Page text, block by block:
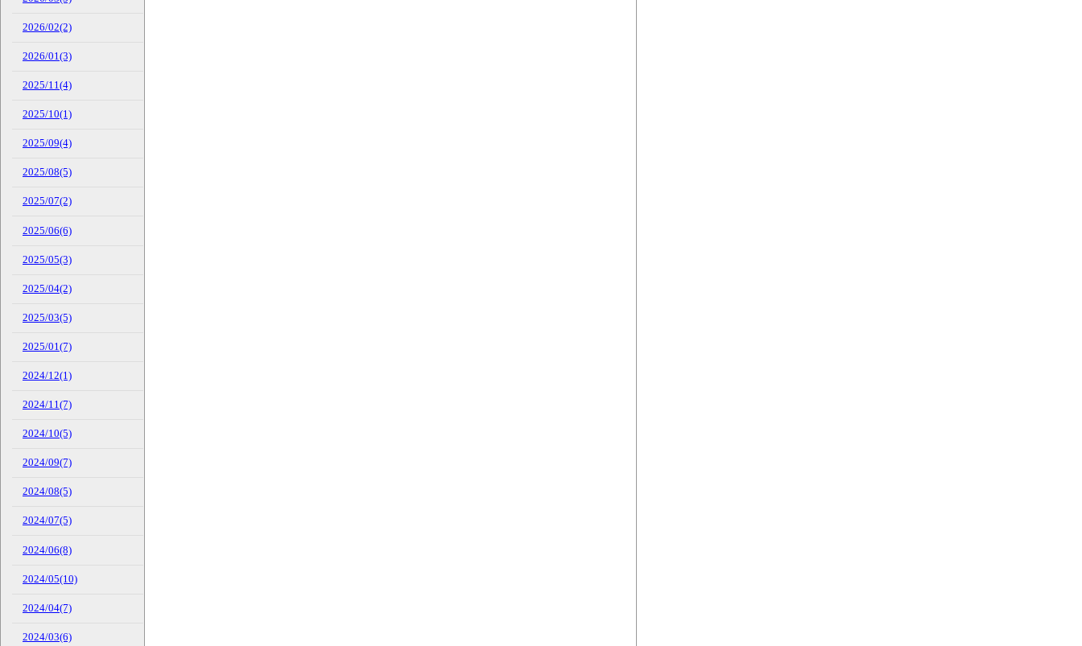
2026/02(2)
2026/01(3)
2025/11(4)
2025/10(1)
2025/09(4)
2025/08(5)
2025/07(2)
2025/06(6)
2025/05(3)
2025/04(2)
2025/03(5)
2025/01(7)
2024/12(1)
2024/11(7)
2024/10(5)
2024/09(7)
2024/08(5)
2024/07(5)
2024/06(8)
2024/05(10)
2024/04(7)
2024/03(6)